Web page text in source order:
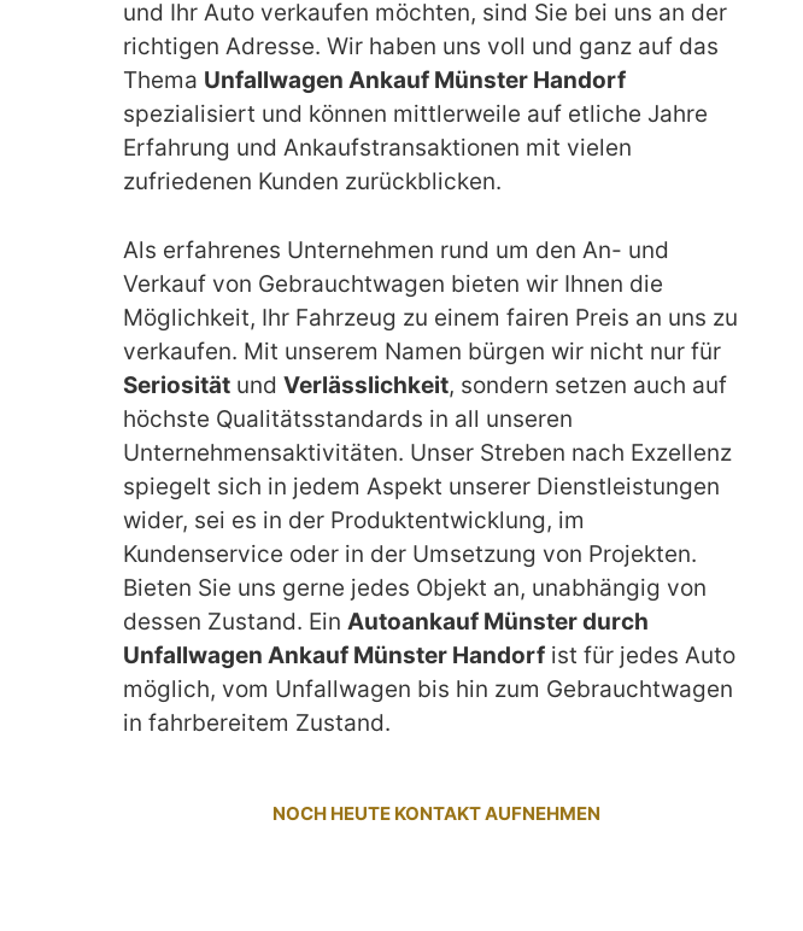
und Ihr Auto verkaufen möchten, sind Sie bei uns an der
richtigen Adresse. Wir haben uns voll und ganz auf das
Thema Unfallwagen Ankauf Münster Handorf
spezialisiert und können mittlerweile auf etliche Jahre
Erfahrung und Ankaufstransaktionen mit vielen
zufriedenen Kunden zurückblicken.
Als erfahrenes Unternehmen rund um den An- und
Verkauf von Gebrauchtwagen bieten wir Ihnen die
Möglichkeit, Ihr Fahrzeug zu einem fairen Preis an uns zu
verkaufen. Mit unserem Namen bürgen wir nicht nur für
Seriosität und Verlässlichkeit, sondern setzen auch auf
höchste Qualitätsstandards in all unseren
Unternehmensaktivitäten. Unser Streben nach Exzellenz
spiegelt sich in jedem Aspekt unserer Dienstleistungen
wider, sei es in der Produktentwicklung, im
Kundenservice oder in der Umsetzung von Projekten.
Bieten Sie uns gerne jedes Objekt an, unabhängig von
dessen Zustand. Ein Autoankauf Münster durch
Unfallwagen Ankauf Münster Handorf ist für jedes Auto
möglich, vom Unfallwagen bis hin zum Gebrauchtwagen
in fahrbereitem Zustand.
NOCH HEUTE KONTAKT AUFNEHMEN